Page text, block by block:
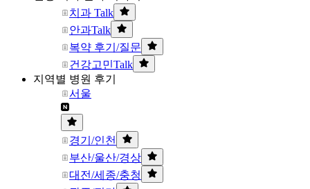
치과 Talk
안과Talk
복약 후기/질문
건강고민Talk
지역별 병원 후기
서울
경기/인천
부산/울산/경상
대전/세종/충청